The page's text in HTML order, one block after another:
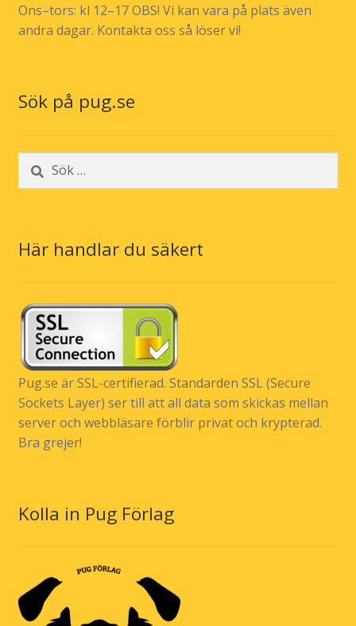
Ons–tors: kl 12–17 OBS! Vi kan vara på plats även
andra dagar. Kontakta oss så löser vi!
Sök på pug.se
Sök
efter:
Här handlar du säkert
Pug.se är SSL-certifierad. Standarden SSL (Secure
Sockets Layer) ser till att all data som skickas mellan
server och webbläsare förblir privat och krypterad.
Bra grejer!
Kolla in Pug Förlag